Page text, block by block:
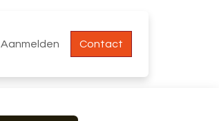
Aanmelden Contact